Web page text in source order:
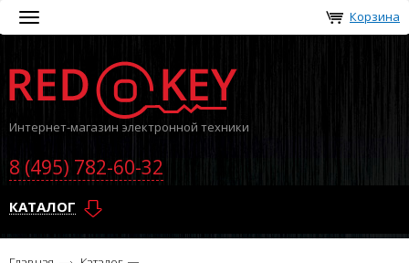
Toggle
navigation
Корзина
Интернет-магазин электронной техники
8 (495) 782-60-32
КАТАЛОГ